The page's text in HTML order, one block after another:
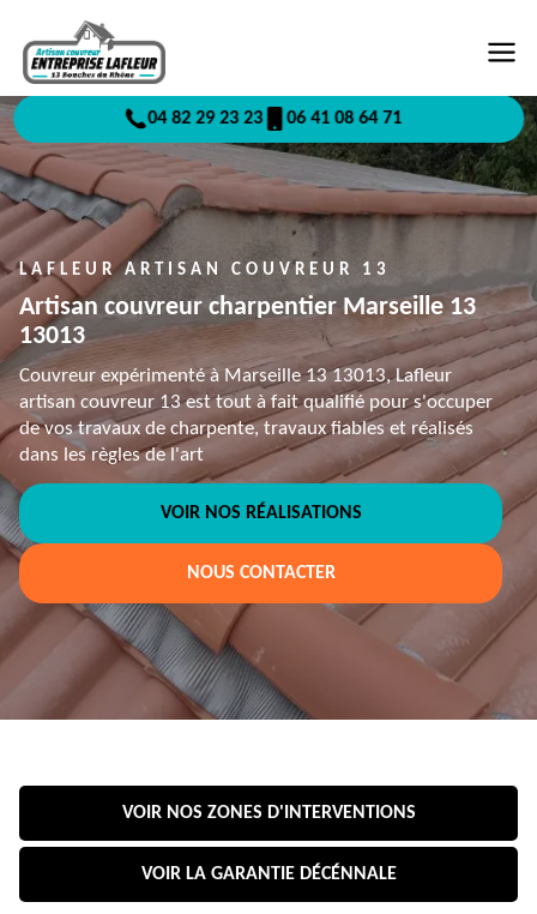
04 82 29 23 23 06 41 08 64 71
LAFLEUR ARTISAN COUVREUR 13
Artisan couvreur charpentier Marseille 13
13013
Couvreur expérimenté à Marseille 13 13013, Lafleur
artisan couvreur 13 est tout à fait qualifié pour s'occuper
de vos travaux de charpente, travaux fiables et réalisés
dans les règles de l'art
VOIR NOS RÉALISATIONS
NOUS CONTACTER
VOIR NOS ZONES D'INTERVENTIONS
VOIR LA GARANTIE DÉCÉNNALE